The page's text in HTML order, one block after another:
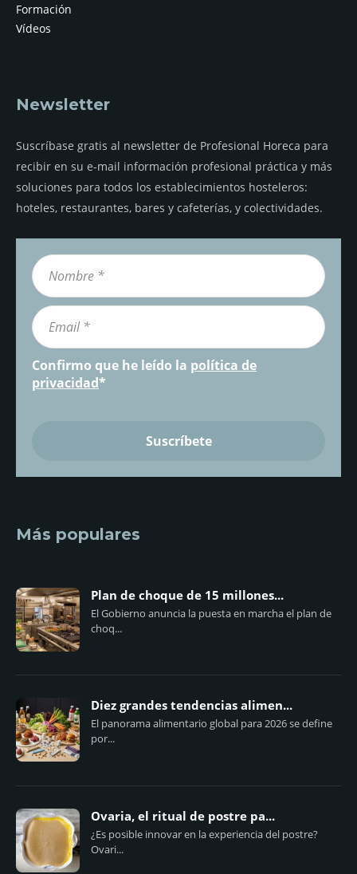
Formación
Vídeos
Newsletter
Suscríbase gratis al newsletter de Profesional Horeca para
recibir en su e-mail información profesional práctica y más
soluciones para todos los establecimientos hosteleros:
hoteles, restaurantes, bares y cafeterías, y colectividades.
Confirmo que he leído la política de
privacidad*
Más populares
Plan de choque de 15 millones...
El Gobierno anuncia la puesta en marcha el plan de
choq...
Diez grandes tendencias alimen...
El panorama alimentario global para 2026 se define
por...
Ovaria, el ritual de postre pa...
¿Es posible innovar en la experiencia del postre?
Ovari...